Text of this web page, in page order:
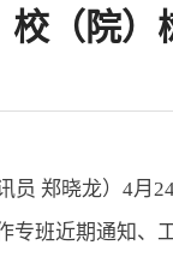
校（院）
员 郑晓龙） 4月
专班近期通知、